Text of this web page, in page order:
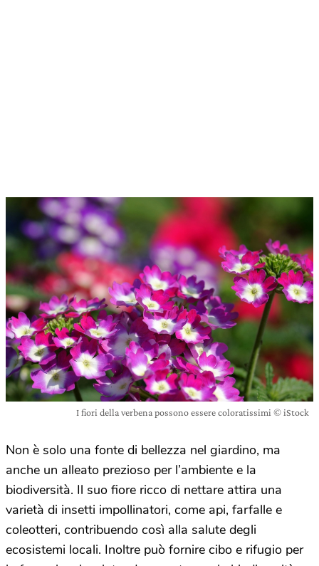
I fiori della verbena possono essere coloratissimi © iStock
Non è solo una fonte di bellezza nel giardino, ma
anche un alleato prezioso per l’ambiente e la
biodiversità. Il suo fiore ricco di nettare attira una
varietà di insetti impollinatori, come api, farfalle e
coleotteri, contribuendo così alla salute degli
ecosistemi locali. Inoltre può fornire cibo e rifugio per